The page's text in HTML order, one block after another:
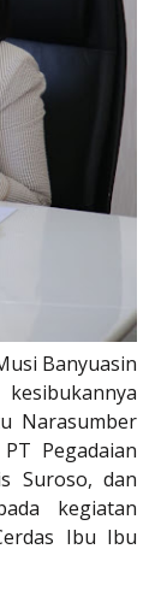
Banyuasin
Narasumber
Pegadaian
Suroso, dan
kegiatan
Ibu Ibu